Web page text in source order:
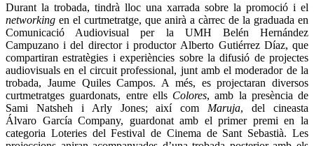
Durant la trobada, tindrà lloc una xarrada sobre la promoció i el
networking en el curtmetratge, que anirà a càrrec de la graduada en
Comunicació Audiovisual per la UMH Belén Hernández
Campuzano i del director i productor Alberto Gutiérrez Díaz, que
compartiran estratègies i experiències sobre la difusió de projectes
audiovisuals en el circuit professional, junt amb el moderador de la
trobada, Jaume Quiles Campos. A més, es projectaran diversos
curtmetratges guardonats, entre ells Colores, amb la presència de
Sami Natsheh i Arly Jones; així com Maruja, del cineasta
Álvaro García Company, guardonat amb el primer premi en la
categoria Loteries del Festival de Cinema de Sant Sebastià. Les